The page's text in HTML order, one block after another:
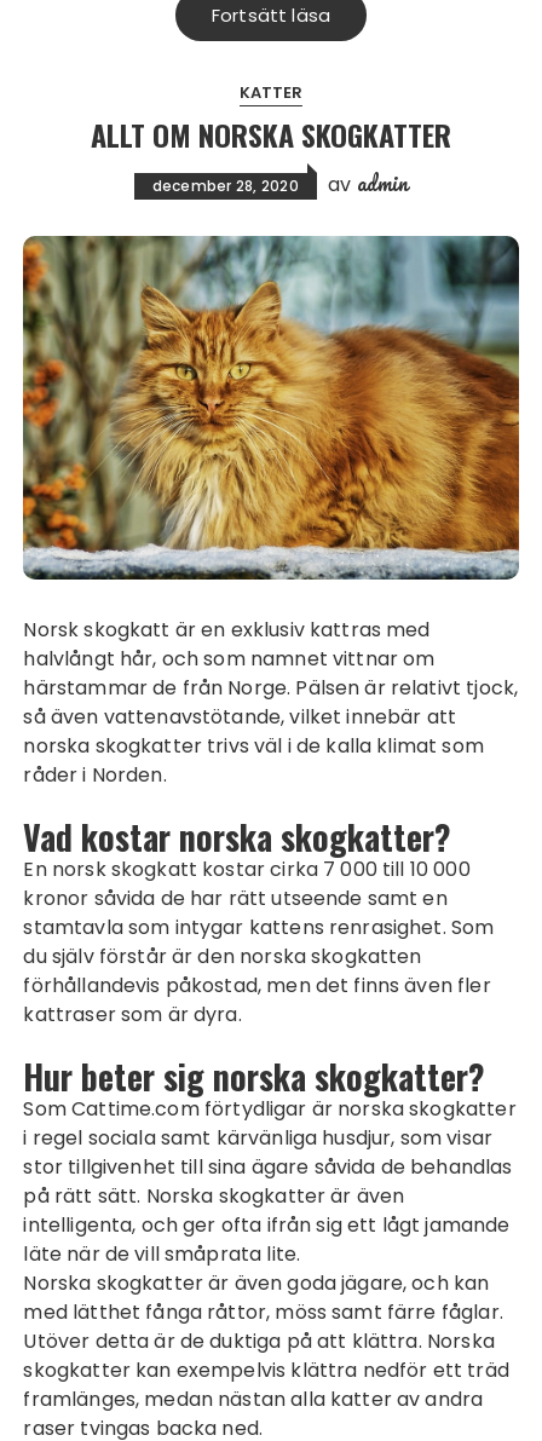
Fortsätt läsa
KATTER
ALLT OM NORSKA SKOGKATTER
december 28, 2020 av admin
Norsk skogkatt är en exklusiv kattras med
halvlångt hår, och som namnet vittnar om
härstammar de från Norge. Pälsen är relativt tjock,
så även vattenavstötande, vilket innebär att
norska skogkatter trivs väl i de kalla klimat som
råder i Norden.
Vad kostar norska skogkatter?
En norsk skogkatt kostar cirka 7 000 till 10 000
kronor såvida de har rätt utseende samt en
stamtavla som intygar kattens renrasighet. Som
du själv förstår är den norska skogkatten
förhållandevis påkostad, men det finns även fler
kattraser som är dyra.
Hur beter sig norska skogkatter?
SomCattime.comförtydligar är norska skogkatter
i regel sociala samt kärvänliga husdjur, som visar
stor tillgivenhet till sina ägare såvida de behandlas
på rätt sätt. Norska skogkatter är även
intelligenta, och ger ofta ifrån sig ett lågt jamande
läte när de vill småprata lite.
Norska skogkatter är även goda jägare, och kan
med lätthet fånga råttor, möss samt färre fåglar.
Utöver detta är de duktiga på att klättra. Norska
skogkatter kan exempelvis klättra nedför ett träd
framlänges, medan nästan alla katter av andra
raser tvingas backa ned.